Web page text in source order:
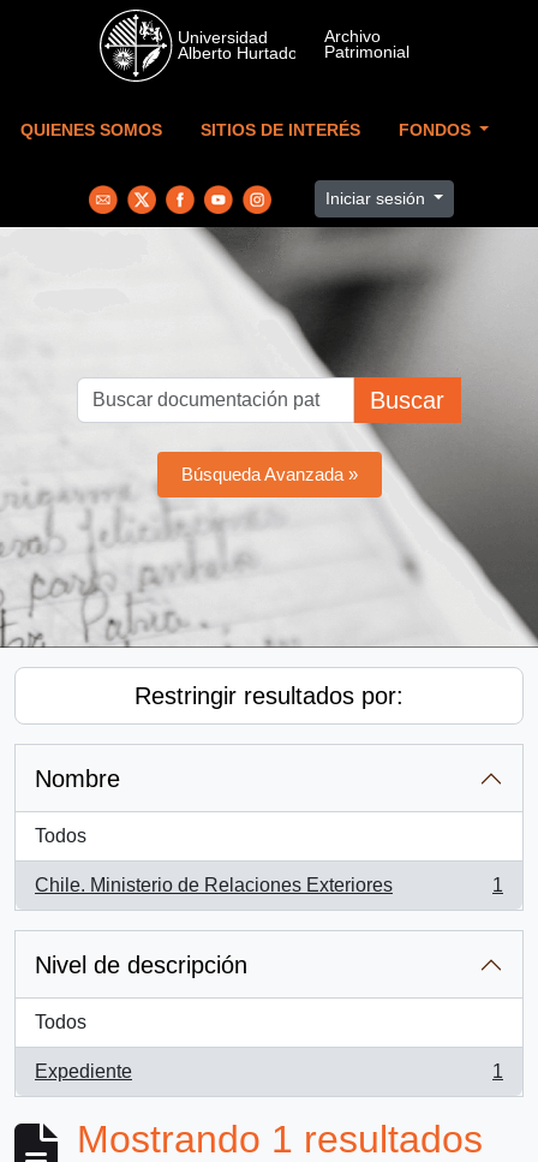
Skip to main content
QUIENES SOMOS SITIOS DE INTERÉS FONDOS
Iniciar sesión
Buscar
Búsqueda Avanzada »
Restringir resultados por:
Nombre
Todos
Chile. Ministerio de Relaciones Exteriores
, 1 resultados
1
Nivel de descripción
Todos
Expediente
, 1 resultados
1
Mostrando 1 resultados